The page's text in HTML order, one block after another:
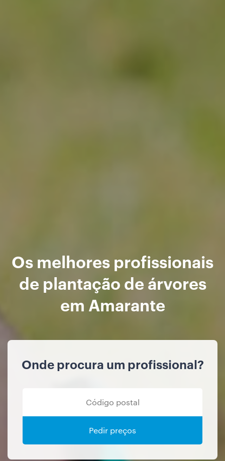
Os melhores profissionais
de plantação de árvores
em Amarante
Onde procura um profissional?
Pedir preços